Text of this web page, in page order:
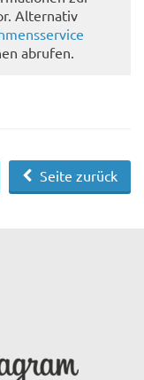
Alternativ
abrufen.
Seite zurück